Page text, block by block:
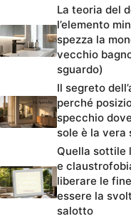
La teoria del
l’elemento
spezza la
vecchio
sguardo)
Il segreto
perché
specchio
sole è la
Quella sottile
e
liberare le
essere la
salotto